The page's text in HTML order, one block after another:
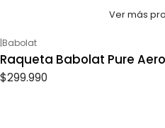
Ver más
|Babolat
Raqueta Babolat Pure
$299.990